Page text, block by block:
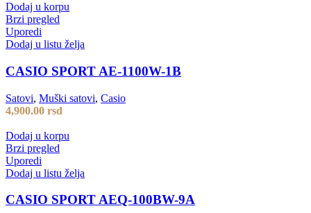
Dodaj u korpu
Brzi pregled
Uporedi
Dodaj u listu želja
CASIO SPORT AE-1100W-1B
Satovi, Muški satovi, Casio
4,900.00 rsd
Dodaj u korpu
Brzi pregled
Uporedi
Dodaj u listu želja
CASIO SPORT AEQ-100BW-9A